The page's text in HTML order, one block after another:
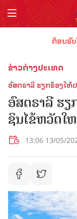
ຕ້ອນຮັບ
ຂ່າວຕ່າງປະເທດ
ອົສຕຣາລີ ຮຽກຮ້ອງໃຫ້
ອົສຕຣາລີ ຮ
ຊິນໄຂ້ຫວັດໃ
13:06 13/05/